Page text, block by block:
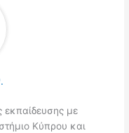
εκπαίδευσης με
Κύπρου και